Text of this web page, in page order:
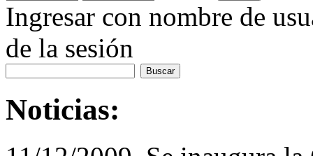
Ingresar con nombre de
de la sesión
Noticias: